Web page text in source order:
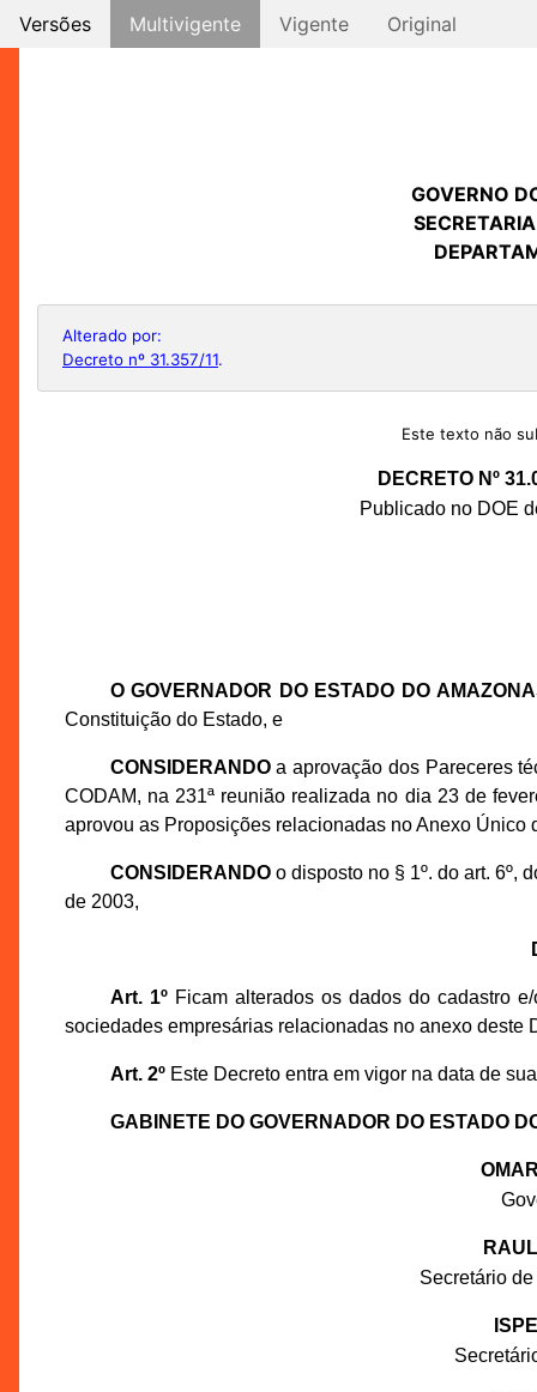
Versões Multivigente Vigente Original
GOVERNO
Alterado por:
Decreto nº 31.357/11.
Este texto não
DECRETO Nº
Publicado no DOE
O GOVERNADOR DO ESTADO DO
Constituição do Estado, e
CONSIDERANDOa aprovação dos Pareceres
CODAM, na 231ª reunião realizada no dia 23 de
aprovou as Proposições relacionadas no Anexo Único
CONSIDERANDOo disposto no § 1º. do art. 6º,
de 2003,
Art. 1ºFicam alterados os dados do cadastro
sociedades empresárias relacionadas no anexo deste
Art. 2ºEste Decreto entra em vigor na data de
GABINETE DO GOVERNADOR DO ESTADO
Secretário